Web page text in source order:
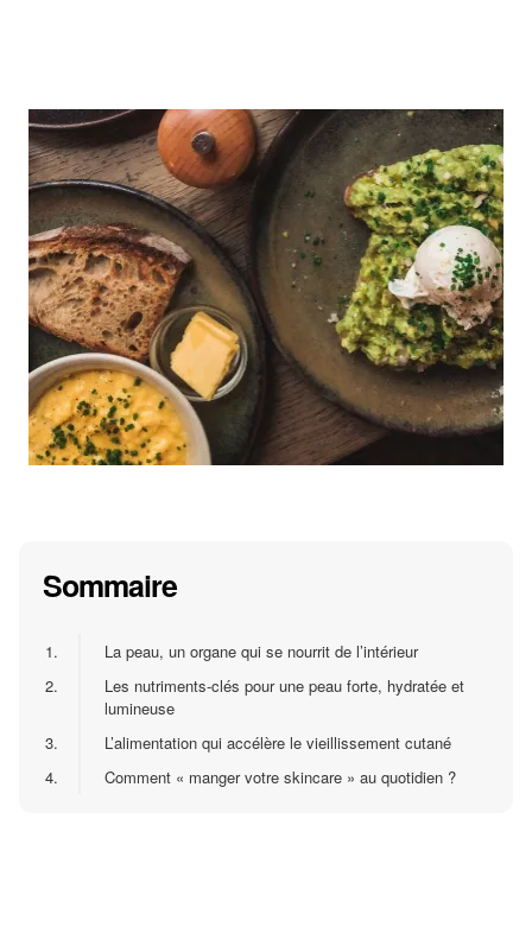
Sommaire
1.
La peau, un organe qui se nourrit de l’intérieur
2.
Les nutriments-clés pour une peau forte, hydratée et
lumineuse
3.
L’alimentation qui accélère le vieillissement cutané
4.
Comment « manger votre skincare » au quotidien ?